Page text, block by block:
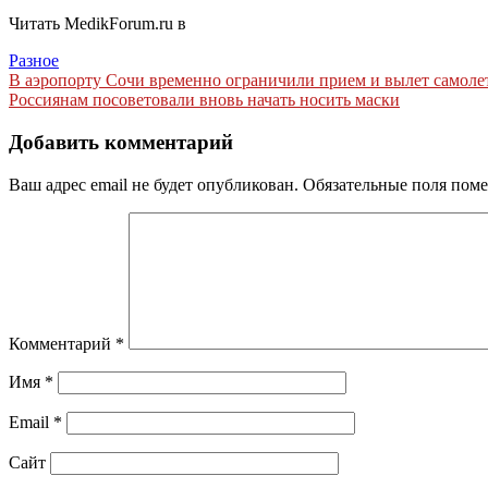
Читать MedikForum.ru в
Разное
Навигация
по
записям
В аэропорту Сочи временно ограничили прием и вылет
Россиянам посоветовали вновь начать носить маски
Добавить комментарий
Ваш адрес email не будет опубликован. Обязательные поля
Комментарий *
Имя *
Email *
Сайт